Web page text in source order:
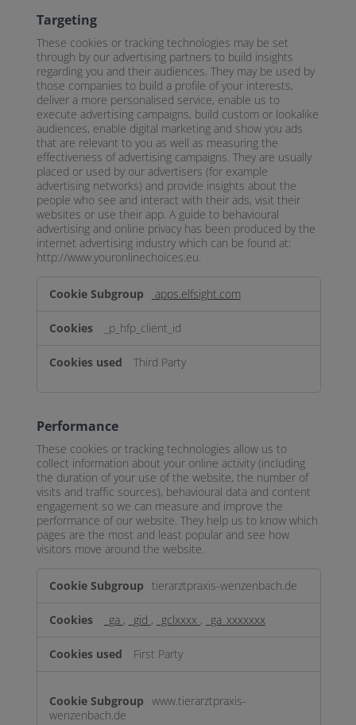
Targeting
These cookies or tracking technologies may be set
through by our advertising partners to build insights
regarding you and their audiences. They may be used by
those companies to build a profile of your interests,
deliver a more personalised service, enable us to
execute advertising campaigns, build custom or lookalike
audiences, enable digital marketing and show you ads
that are relevant to you as well as measuring the
effectiveness of advertising campaigns. They are usually
placed or used by our advertisers (for example
advertising networks) and provide insights about the
people who see and interact with their ads, visit their
websites or use their app. A guide to behavioural
advertising and online privacy has been produced by the
internet advertising industry which can be found at:
http://www.youronlinechoices.eu.
apps.elfsight.com
_p_hfp_client_id
Third Party
Performance
These cookies or tracking technologies allow us to
collect information about your online activity (including
the duration of your use of the website, the number of
visits and traffic sources), behavioural data and content
engagement so we can measure and improve the
performance of our website. They help us to know which
pages are the most and least popular and see how
visitors move around the website.
tierarztpraxis-wenzenbach.de
_ga , _gid , _gclxxxx , _ga_xxxxxxx
First Party
www.tierarztpraxis-
wenzenbach.de